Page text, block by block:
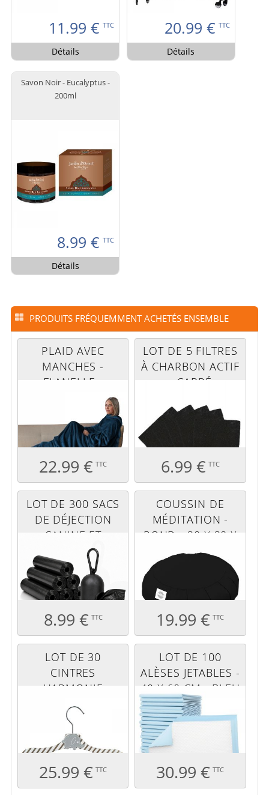
11.99 € TTC
Détails
20.99 € TTC
Détails
Savon Noir - Eucalyptus -
200ml
8.99 € TTC
Détails
PRODUITS FRÉQUEMMENT ACHETÉS ENSEMBLE
PLAID AVEC
MANCHES -
FLANELLE -
ADULTE - BLEU
22.99 € TTC
LOT DE 5 FILTRES
À CHARBON ACTIF
- CARRÉ
6.99 € TTC
LOT DE 300 SACS
DE DÉJECTION
CANINE ET
DISTRIBUTEUR -
NOIR
8.99 € TTC
COUSSIN DE
MÉDITATION -
ROND - 38 X 38 X
13 CM - NOIR
19.99 € TTC
LOT DE 30
CINTRES
HARMONIE
RAYURES BLANC
ET MARRON -
ÉLEPHANT GRIS
25.99 € TTC
LOT DE 100
ALÈSES JETABLES -
40 X 60 CM - BLEU
30.99 € TTC